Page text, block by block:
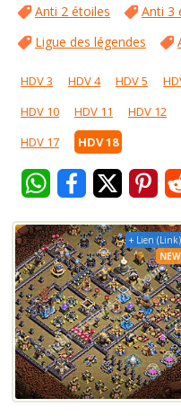
Anti 2 étoiles Anti 3
Ligue des légendes
HDV 3 HDV 4 HDV 5
HDV 10
HDV 11 HDV 12
HDV 17
HDV 18
+ Lien (Link)
NEW